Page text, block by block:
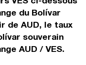
du Bolívar
de AUD, le taux
souverain
AUD / VES.